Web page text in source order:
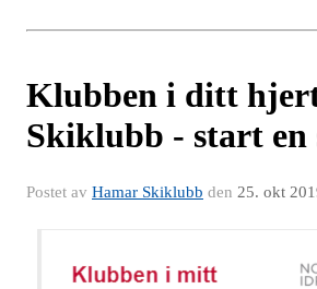
Klubben i ditt
Skiklubb - start en
Postet av Hamar Skiklubb den 25. okt